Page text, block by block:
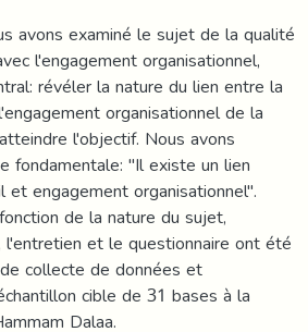
avons examiné le sujet de la qualité
l'engagement organisationnel,
révéler la nature du lien entre la
organisationnel de la
l'objectif. Nous avons
fondamentale: "Il existe un lien
engagement organisationnel".
de la nature du sujet,
l'entretien et le questionnaire ont été
collecte de données et
cible de 31 bases à la
Dalaa.